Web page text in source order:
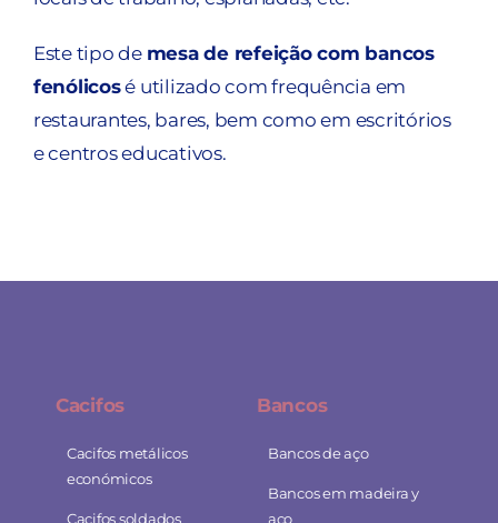
Este tipo de mesa de refeição com bancos
fenólicosé utilizado com frequência em
restaurantes, bares, bem como em escritórios
e centros educativos.
Cacifos
Cacifos metálicos
económicos
Cacifos soldados
Bancos
Bancos de aço
Bancos em madeira y
aço